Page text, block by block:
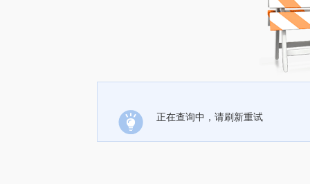
正在查询中，请刷新重试